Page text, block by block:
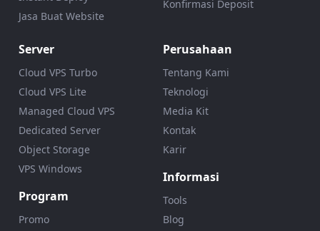
Jasa Buat Website
Konfirmasi Deposit
Server
Cloud VPS Turbo
Cloud VPS Lite
Managed Cloud VPS
Dedicated Server
Object Storage
VPS Windows
Program
Promo
Perusahaan
Tentang Kami
Teknologi
Media Kit
Kontak
Karir
Informasi
Tools
Blog